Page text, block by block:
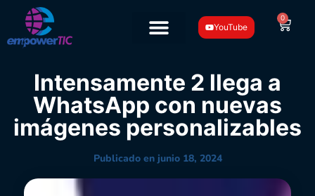
YouTube
0
Intensamente 2 llega a
WhatsApp con nuevas
imágenes personalizables
Publicado en junio 18, 2024